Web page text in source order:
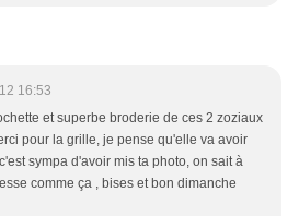
16:53
et superbe broderie de ces 2 zoziaux
pour la grille, je pense qu'elle va avoir
sympa d'avoir mis ta photo, on sait à
comme ça , bises et bon dimanche